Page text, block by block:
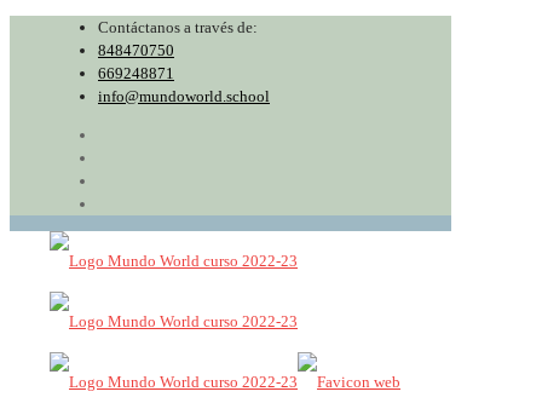
Contáctanos a través de:
848470750
669248871
info@mundoworld.school